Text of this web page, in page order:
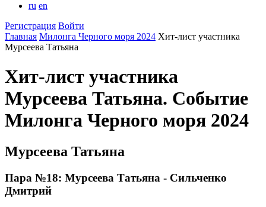
ru en
Регистрация Войти
Главная Милонга Черного моря 2024 Хит-лист участника
Мурсеева Татьяна
Хит-лист участника
Мурсеева Татьяна. Событие
Милонга Черного моря 2024
Мурсеева Татьяна
Пара №18: Мурсеева Татьяна - Сильченко
Дмитрий